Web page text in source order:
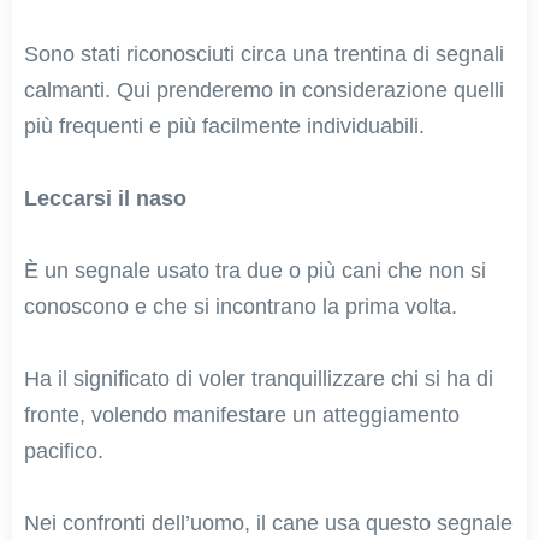
Sono stati riconosciuti circa una trentina di segnali
calmanti. Qui prenderemo in considerazione quelli
più frequenti e più facilmente individuabili.
Leccarsi il naso
È un segnale usato tra due o più cani che non si
conoscono e che si incontrano la prima volta.
Ha il significato di voler tranquillizzare chi si ha di
fronte, volendo manifestare un atteggiamento
pacifico.
Nei confronti dell’uomo, il cane usa questo segnale